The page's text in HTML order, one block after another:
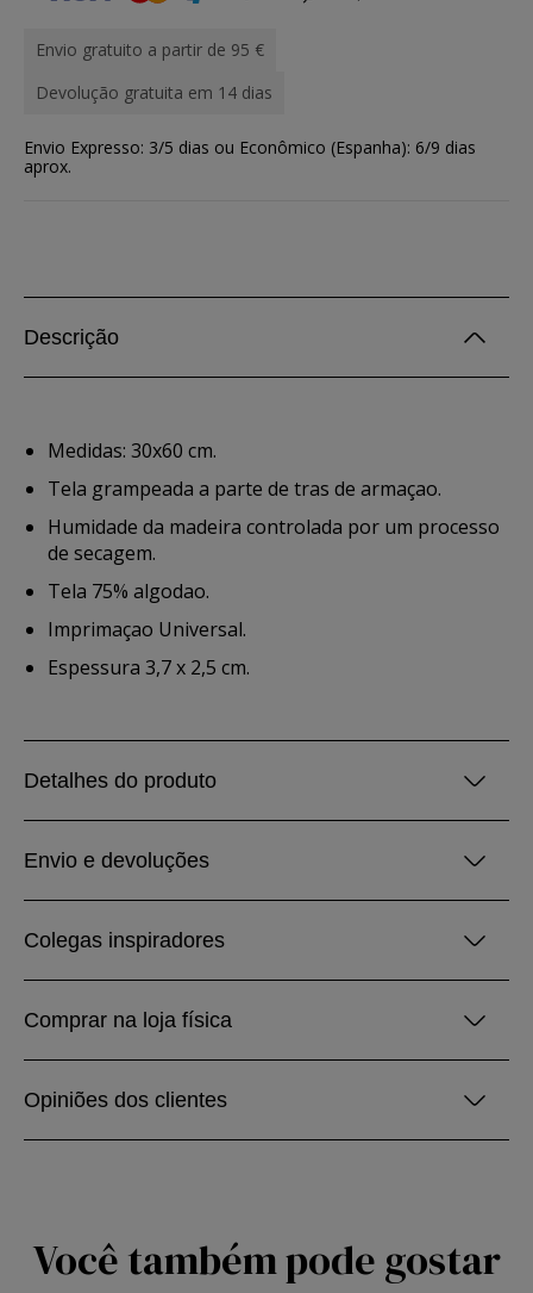
Envio gratuito a partir de 95 €
Devolução gratuita em 14 dias
Envio Expresso: 3/5 dias ou Econômico (Espanha): 6/9 dias
aprox.
Descrição
Medidas: 30x60 cm.
Tela grampeada a parte de tras de armaçao.
Humidade da madeira controlada por um processo
de secagem.
Tela 75% algodao.
Imprimaçao Universal.
Espessura 3,7 x 2,5 cm.
Detalhes do produto
Envio e devoluções
Colegas inspiradores
Comprar na loja física
Opiniões dos clientes
Você também pode gostar